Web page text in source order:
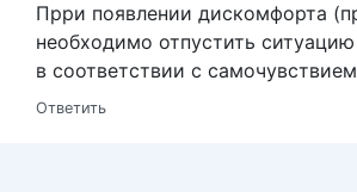
Прри появлении дискомфорта
необходимо отпустить
в соответствии с
Ответить